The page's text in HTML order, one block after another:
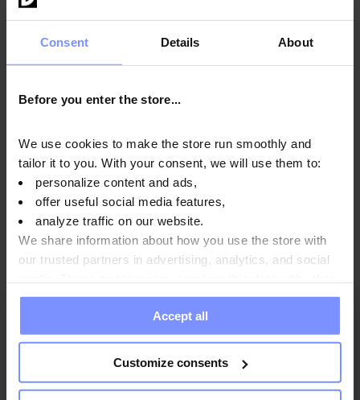
Consent Details About
Before you enter the store...
We use cookies to make the store run smoothly and
tailor it to you. With your consent, we will use them to:
personalize content and ads,
offer useful social media features,
analyze traffic on our website.
We share information about how you use the store with
our trusted partners in advertising, analytics, and social
information you have provided to them or that they have
collected when you use their services. Do you agree?
Accept all
Customize consents
Informazioni nutrizionali
Produttore:
Domande e risposte
13recensioni clienti
di tutti i tempi
5